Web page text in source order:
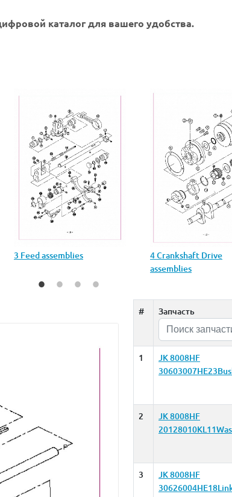
каталог для вашего удобства.
3 Feed assemblies
4 Crankshaft Drive
assemblies
# Запчасть
1
JK 8008HF
2
JK 8008HF
3
JK 8008HF